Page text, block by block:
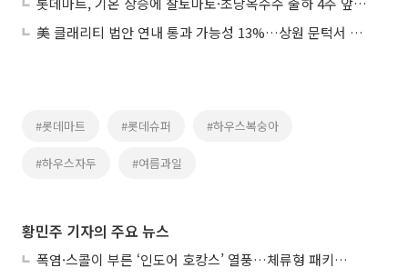
美 클래리티 법안 연내 통과 가능성 13%…상원 문턱서 제동
#롯데마트 #롯데슈퍼 #하우스복숭아
#하우스자두 #여름과일
황민주 기자의 주요 뉴스
폭염·스콜이 부른 ‘인도어 호캉스’ 열풍…체류형 패키지 뜬다